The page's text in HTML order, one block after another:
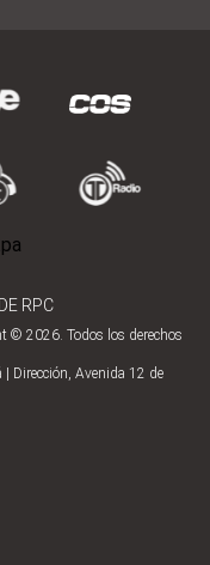
RPC
© 2026. Todos los derechos
Dirección, Avenida 12 de